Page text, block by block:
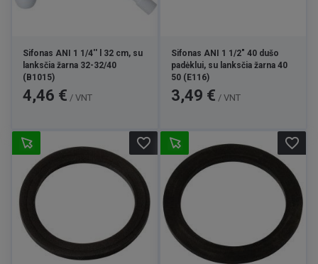
Sifonas ANI 1 1/4'' l 32 cm, su
lanksčia žarna 32-32/40
(B1015)
Kaina
4,46 € / VNT
Sifonas ANI 1 1/2" 40 dušo
padėklui, su lanksčia žarna 40
50 (E116)
Kaina
3,49 € / VNT
favorite_border favorite_border